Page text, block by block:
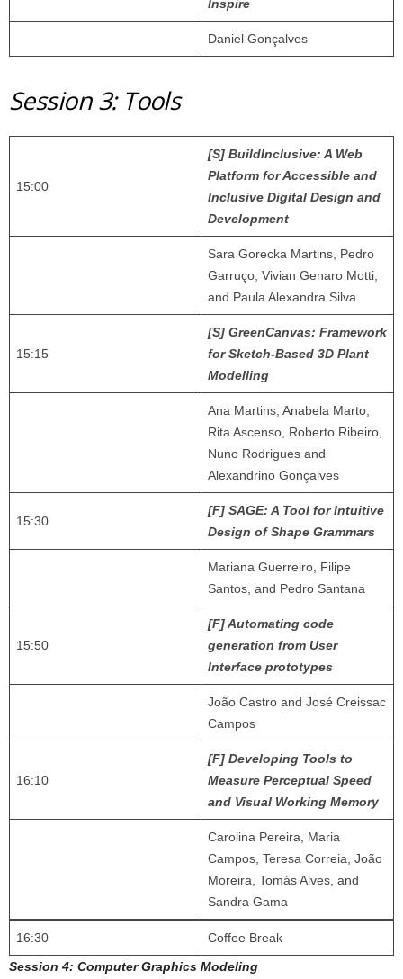
Inspire
Daniel Gonçalves
Session 3: Tools
15:00
[S] BuildInclusive: A Web
Platform for Accessible and
Inclusive Digital Design and
Development
Sara Gorecka Martins, Pedro
Garruço, Vivian Genaro Motti,
and Paula Alexandra Silva
15:15
[S] GreenCanvas: Framework
for Sketch-Based 3D Plant
Modelling
Ana Martins, Anabela Marto,
Rita Ascenso, Roberto Ribeiro,
Nuno Rodrigues and
Alexandrino Gonçalves
15:30
[F] SAGE: A Tool for Intuitive
Design of Shape Grammars
Mariana Guerreiro, Filipe
Santos, and Pedro Santana
15:50
[F] Automating code
generation from User
Interface prototypes
João Castro and José Creissac
Campos
16:10
[F] Developing Tools to
Measure Perceptual Speed
and Visual Working Memory
Carolina Pereira, Maria
Campos, Teresa Correia, João
Moreira, Tomás Alves, and
Sandra Gama
16:30
Coffee Break
Session 4: Computer Graphics Modeling